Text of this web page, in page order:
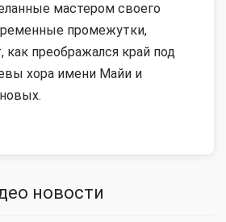
мастером своего
промежутки,
преображался край под
хора имени Майи и
новости